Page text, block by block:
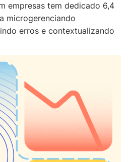
empresas tem dedicado 6,4
microgerenciando
erros e contextualizando